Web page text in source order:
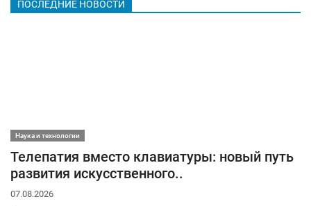
ПОСЛЕДНИЕ НОВОСТИ
Наука и технологии
Телепатия вместо клавиатуры: новый путь
развития искусственного..
07.08.2026